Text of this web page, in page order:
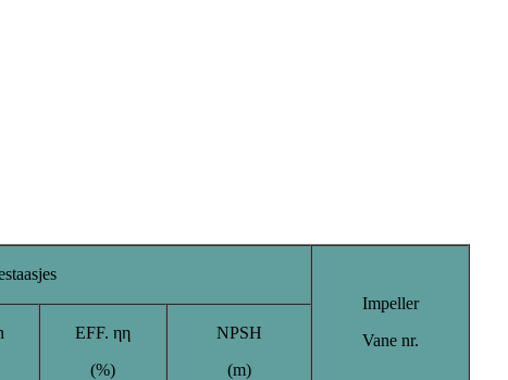
Impeller
Vane nr.
EFF. ηη
(%)
NPSH
(m)